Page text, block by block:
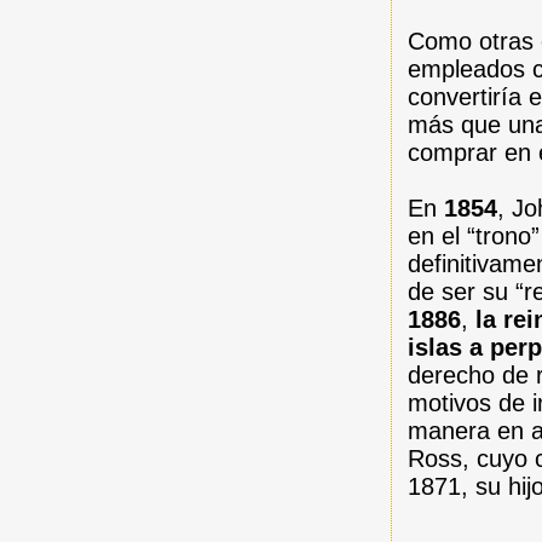
Como otras
empleados
convertiría
más que
comprar en
En 1854,
en el
de ser su
1886,
la
islas a
derecho de
motivos de
manera en
Ross, cuyo
1871, su